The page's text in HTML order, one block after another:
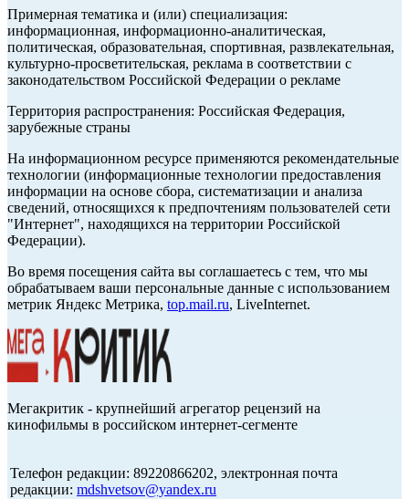
Примерная тематика и (или) специализация:
информационная, информационно-аналитическая,
политическая, образовательная, спортивная, развлекательная,
культурно-просветительская, реклама в соответствии с
законодательством Российской Федерации о рекламе
Территория распространения: Российская Федерация,
зарубежные страны
На информационном ресурсе применяются рекомендательные
технологии (информационные технологии предоставления
информации на основе сбора, систематизации и анализа
сведений, относящихся к предпочтениям пользователей сети
"Интернет", находящихся на территории Российской
Федерации).
Во время посещения сайта вы соглашаетесь с тем, что мы
обрабатываем ваши персональные данные с использованием
метрик Яндекс Метрика, top.mail.ru, LiveInternet.
Мегакритик - крупнейший агрегатор рецензий на
кинофильмы в российском интернет-сегменте
Телефон редакции: 89220866202, электронная почта
редакции: mdshvetsov@yandex.ru